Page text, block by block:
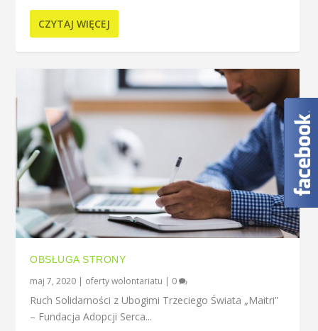
CZYTAJ WIĘCEJ
OBSŁUGA STRONY
maj 7, 2020 | oferty wolontariatu | 0
Ruch Solidarności z Ubogimi Trzeciego Świata „Maitri”
– Fundacja Adopcji Serca...